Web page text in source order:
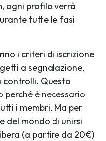
ogni profilo verrà
tutte le fasi
i criteri di iscrizione
a segnalazione,
controlli. Questo
perché è necessario
i membri. Ma per
del mondo di unirsi
(a partire da 20€)